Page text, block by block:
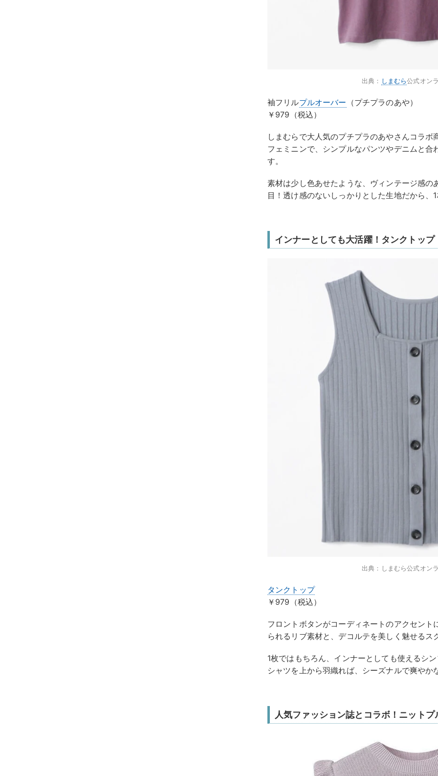
出典： しまむら公式オン
袖フリルプルオーバー （プチプラのあや）
￥979（税込）
しまむらで大人気のプチプラのあやさんコラ
フェミニンで、シンプルなパンツやデニムと
す。
素材は少し色あせたような、ヴィンテージ感の
目！透け感のないしっかりとした生地だから、
インナーとしても大活躍！タンクトップ
出典：しまむら公式オン
タンクトップ
￥979（税込）
フロントボタンがコーディネートのアクセン
られるリブ素材と、デコルテを美しく魅せるス
1枚ではもちろん、インナーとしても使えるシ
シャツを上から羽織れば、シーズナルで爽やか
人気ファッション誌とコラボ！ニットプ